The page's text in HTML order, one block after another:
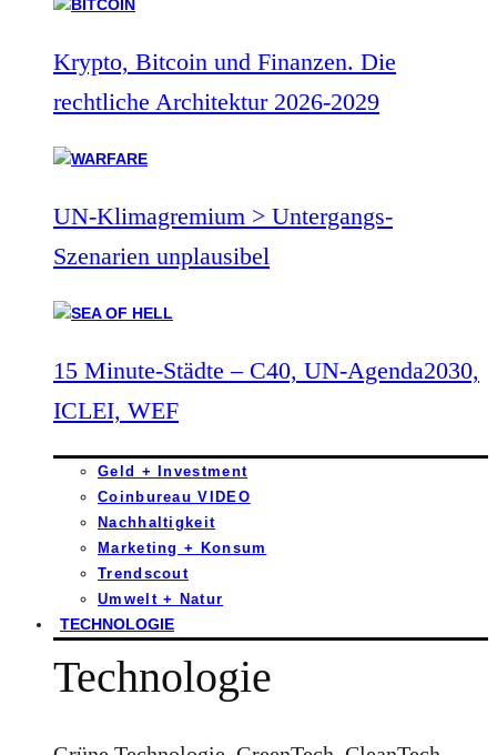
Krypto, Bitcoin und Finanzen. Die
rechtliche Architektur 2026-2029
UN-Klimagremium > Untergangs-
Szenarien unplausibel
15 Minute-Städte – C40, UN-Agenda2030,
ICLEI, WEF
Geld + Investment
Coinbureau VIDEO
Nachhaltigkeit
Marketing + Konsum
Trendscout
Umwelt + Natur
TECHNOLOGIE
Technologie